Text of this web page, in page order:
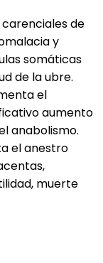
de
y
somáticas
de la ubre.
el
aumento
anabolismo.
el anestro
muerte